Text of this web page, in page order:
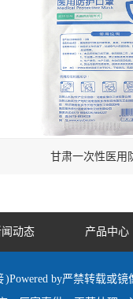
甘肃一次性医用
动态 产品中心
)Powered by严禁转载或镜